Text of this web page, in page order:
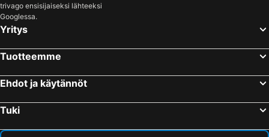
trivago ensisijaiseksi lähteeksi
Googlessa.
Yritys
Tuotteemme
Ehdot ja käytännöt
Tuki